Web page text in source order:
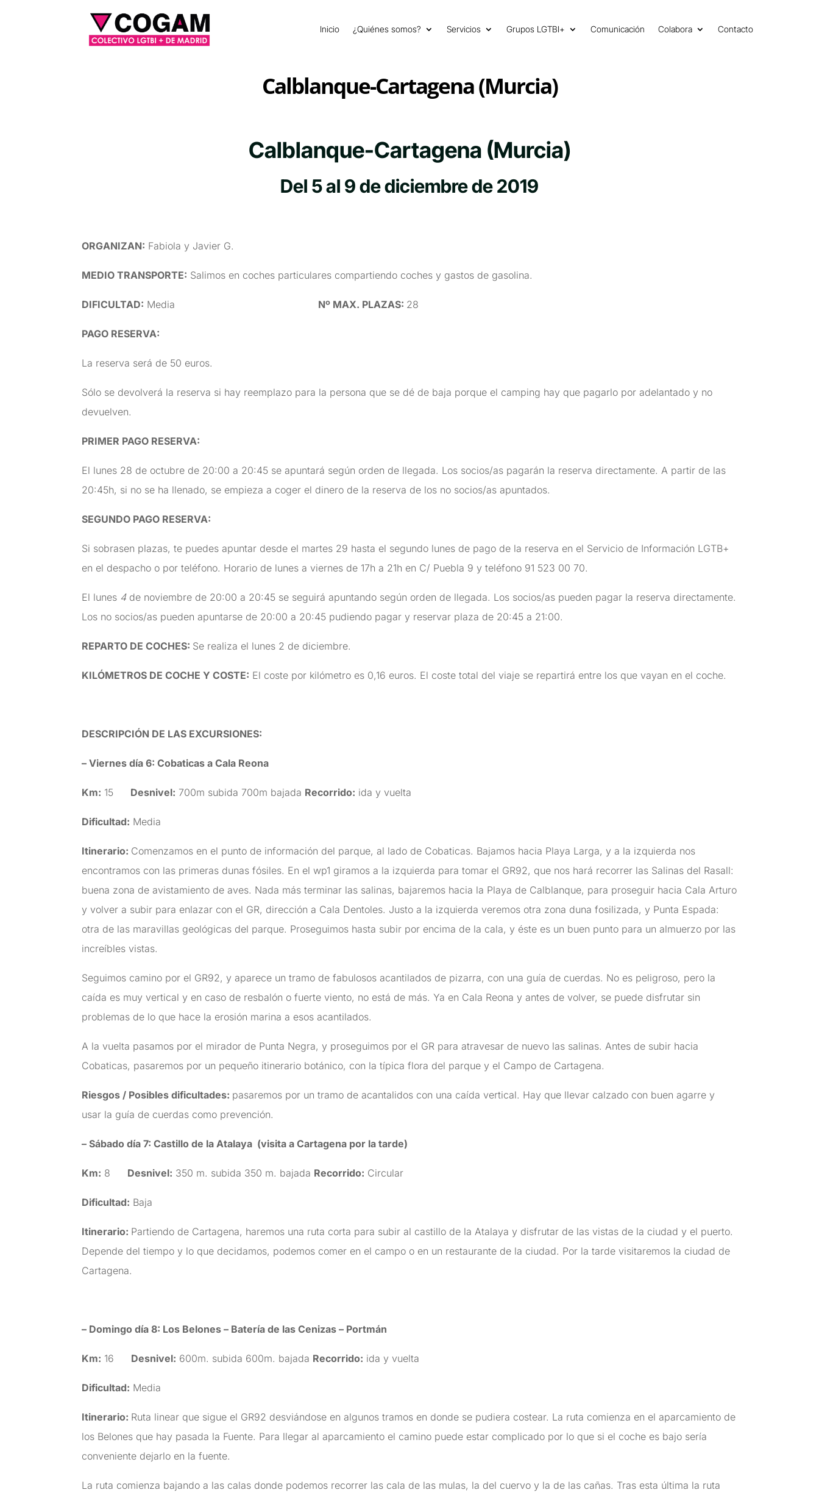
Inicio ¿Quiénes somos? Servicios Grupos LGTBI+ Comunicación Colabora Contacto
Calblanque-Cartagena (Murcia)
Calblanque-Cartagena (Murcia)
Del 5 al 9 de diciembre de 2019
ORGANIZAN: Fabiola y Javier G.
MEDIO TRANSPORTE: Salimos en coches particulares compartiendo coches y gastos de gasolina.
DIFICULTAD: Media Nº MAX. PLAZAS: 28
PAGO RESERVA:
La reserva será de 50 euros.
Sólo se devolverá la reserva si hay reemplazo para la persona que se dé de baja porque el camping hay que pagarlo por adelantado y no
devuelven.
PRIMER PAGO RESERVA:
El lunes 28 de octubre de 20:00 a 20:45 se apuntará según orden de llegada. Los socios/as pagarán la reserva directamente. A partir de las
20:45h, si no se ha llenado, se empieza a coger el dinero de la reserva de los no socios/as apuntados.
SEGUNDO PAGO RESERVA:
Si sobrasen plazas, te puedes apuntar desde el martes 29 hasta el segundo lunes de pago de la reserva en el Servicio de Información LGTB+
en el despacho o por teléfono. Horario de lunes a viernes de 17h a 21h en C/ Puebla 9 y teléfono 91 523 00 70.
El lunes 4 de noviembre de 20:00 a 20:45 se seguirá apuntando según orden de llegada. Los socios/as pueden pagar la reserva directamente.
Los no socios/as pueden apuntarse de 20:00 a 20:45 pudiendo pagar y reservar plaza de 20:45 a 21:00.
REPARTO DE COCHES: Se realiza el lunes 2 de diciembre.
KILÓMETROS DE COCHE Y COSTE: El coste por kilómetro es 0,16 euros. El coste total del viaje se repartirá entre los que vayan en el coche.
DESCRIPCIÓN DE LAS EXCURSIONES:
– Viernes día 6: Cobaticas a Cala Reona
Km: 15 Desnivel: 700m subida 700m bajada Recorrido: ida y vuelta
Dificultad: Media
Itinerario: Comenzamos en el punto de información del parque, al lado de Cobaticas. Bajamos hacia Playa Larga, y a la izquierda nos
encontramos con las primeras dunas fósiles. En el wp1 giramos a la izquierda para tomar el GR92, que nos hará recorrer las Salinas del Rasall:
buena zona de avistamiento de aves. Nada más terminar las salinas, bajaremos hacia la Playa de Calblanque, para proseguir hacia Cala Arturo
y volver a subir para enlazar con el GR, dirección a Cala Dentoles. Justo a la izquierda veremos otra zona duna fosilizada, y Punta Espada:
otra de las maravillas geológicas del parque. Proseguimos hasta subir por encima de la cala, y éste es un buen punto para un almuerzo por las
increíbles vistas.
Seguimos camino por el GR92, y aparece un tramo de fabulosos acantilados de pizarra, con una guía de cuerdas. No es peligroso, pero la
caída es muy vertical y en caso de resbalón o fuerte viento, no está de más. Ya en Cala Reona y antes de volver, se puede disfrutar sin
problemas de lo que hace la erosión marina a esos acantilados.
A la vuelta pasamos por el mirador de Punta Negra, y proseguimos por el GR para atravesar de nuevo las salinas. Antes de subir hacia
Cobaticas, pasaremos por un pequeño itinerario botánico, con la típica flora del parque y el Campo de Cartagena.
Riesgos / Posibles dificultades: pasaremos por un tramo de acantalidos con una caída vertical. Hay que llevar calzado con buen agarre y
usar la guía de cuerdas como prevención.
– Sábado día 7: Castillo de la Atalaya (visita a Cartagena por la tarde)
Km: 8 Desnivel: 350 m. subida 350 m. bajada Recorrido: Circular
Dificultad: Baja
Itinerario: Partiendo de Cartagena, haremos una ruta corta para subir al castillo de la Atalaya y disfrutar de las vistas de la ciudad y el puerto.
Depende del tiempo y lo que decidamos, podemos comer en el campo o en un restaurante de la ciudad. Por la tarde visitaremos la ciudad de
Cartagena.
– Domingo día 8: Los Belones – Batería de las Cenizas – Portmán
Km: 16 Desnivel: 600m. subida 600m. bajada Recorrido: ida y vuelta
Dificultad: Media
Itinerario: Ruta linear que sigue el GR92 desviándose en algunos tramos en donde se pudiera costear. La ruta comienza en el aparcamiento de
los Belones que hay pasada la Fuente. Para llegar al aparcamiento el camino puede estar complicado por lo que si el coche es bajo sería
conveniente dejarlo en la fuente.
La ruta comienza bajando a las calas donde podemos recorrer las cala de las mulas, la del cuervo y la de las cañas. Tras esta última la ruta